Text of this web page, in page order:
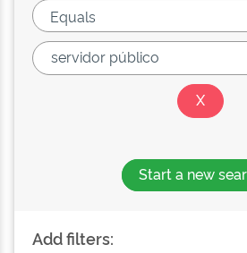
Start a new
Add filters: